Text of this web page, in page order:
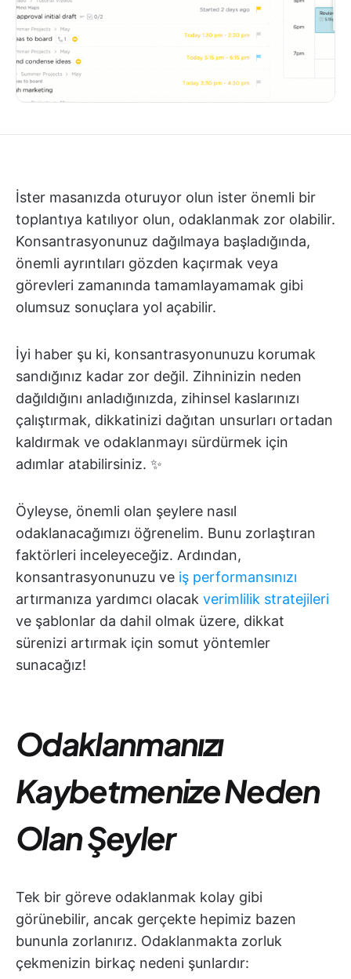
İster masanızda oturuyor olun ister önemli bir
toplantıya katılıyor olun, odaklanmak zor olabilir.
Konsantrasyonunuz dağılmaya başladığında,
önemli ayrıntıları gözden kaçırmak veya
görevleri zamanında tamamlayamamak gibi
olumsuz sonuçlara yol açabilir.
İyi haber şu ki, konsantrasyonunuzu korumak
sandığınız kadar zor değil. Zihninizin neden
dağıldığını anladığınızda, zihinsel kaslarınızı
çalıştırmak, dikkatinizi dağıtan unsurları ortadan
kaldırmak ve odaklanmayı sürdürmek için
adımlar atabilirsiniz. ✨
Öyleyse, önemli olan şeylere nasıl
odaklanacağımızı öğrenelim. Bunu zorlaştıran
faktörleri inceleyeceğiz. Ardından,
konsantrasyonunuzu ve iş performansınızı
artırmanıza yardımcı olacak verimlilik stratejileri
ve şablonlar da dahil olmak üzere, dikkat
sürenizi artırmak için somut yöntemler
sunacağız!
Odaklanmanızı
Kaybetmenize Neden
Olan Şeyler
Tek bir göreve odaklanmak kolay gibi
görünebilir, ancak gerçekte hepimiz bazen
bununla zorlanırız. Odaklanmakta zorluk
çekmenizin birkaç nedeni şunlardır: